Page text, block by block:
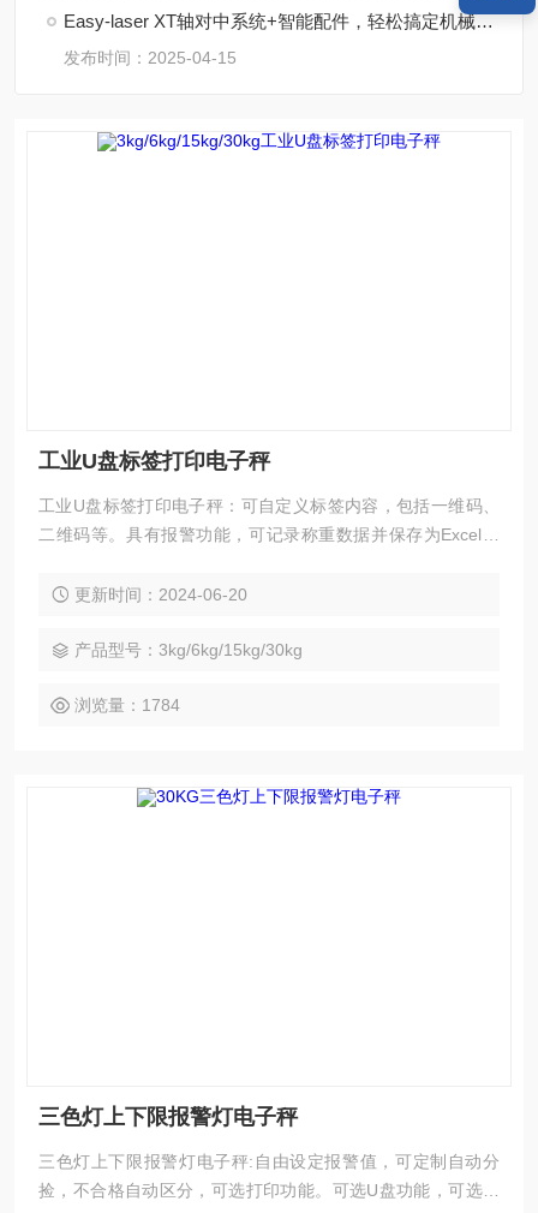
Easy-laser XT轴对中系统+智能配件，轻松搞定机械校准
发布时间：2025-04-15
工业U盘标签打印电子秤
工业U盘标签打印电子秤：可自定义标签内容，包括一维码、
二维码等。具有报警功能，可记录称重数据并保存为Excel格
种打印机，支持多种打印模式和格式。
更新时间：2024-06-20
产品型号：3kg/6kg/15kg/30kg
浏览量：1784
三色灯上下限报警灯电子秤
三色灯上下限报警灯电子秤:自由设定报警值，可定制自动分
捡，不合格自动区分，可选打印功能。可选U盘功能，可选蓝